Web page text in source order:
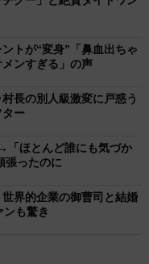
トが“変身”「鼻血出ちゃ
ンすぎる」の声
長の別人級激変に戸惑う
ター
「ほとんど誰にも気づか
張ったのに
界的企業の御曹司と結婚
も驚き